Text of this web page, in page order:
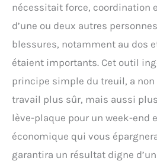
nécessitait force, coordination
d’une ou deux autres
blessures, notamment au dos
étaient importants. Cet outil
principe simple du treuil, a
travail plus sûr, mais aussi
lève-plaque pour un week-end
économique qui vous
garantira un résultat digne